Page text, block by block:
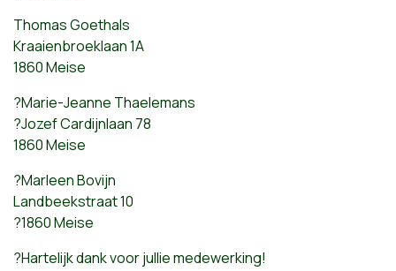
Thomas Goethals
Kraaienbroeklaan 1A
1860 Meise
?Marie-Jeanne Thaelemans
?Jozef Cardijnlaan 78
1860 Meise
?Marleen Bovijn
Landbeekstraat 10
?1860 Meise
?Hartelijk dank voor jullie medewerking!